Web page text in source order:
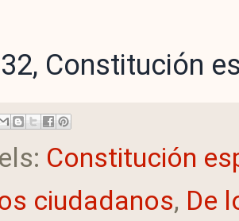
Constitución
Constitución
ciudadanos, De